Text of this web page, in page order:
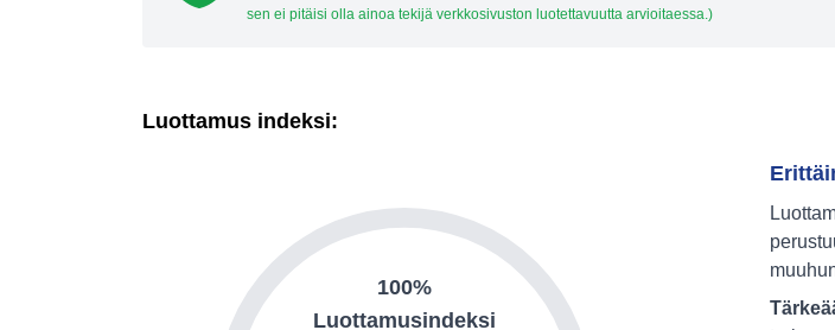
sen ei pitäisi olla ainoa tekijä verkkosivuston luotettavuutta arvioitaessa.)
Luottamus indeksi:
100%
Luottamusindeksi